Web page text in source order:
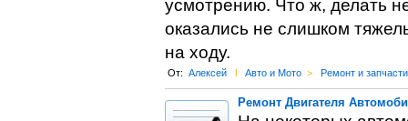
усмотрению. Что ж, делать
оказались не слишком
на ходу.
От: Алексей l Авто и Мото > Ремонт и запчасти
Ремонт Двигателя